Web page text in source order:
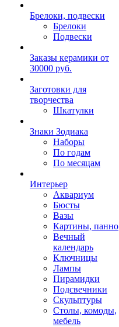
Брелоки, подвески
Брелоки
Подвески
Заказы керамики от
30000 руб.
Заготовки для
творчества
Шкатулки
Знаки Зодиака
Наборы
По годам
По месяцам
Интерьер
Аквариум
Бюсты
Вазы
Картины, панно
Вечный
календарь
Ключницы
Лампы
Пирамидки
Подсвечники
Скульптуры
Столы, комоды,
мебель